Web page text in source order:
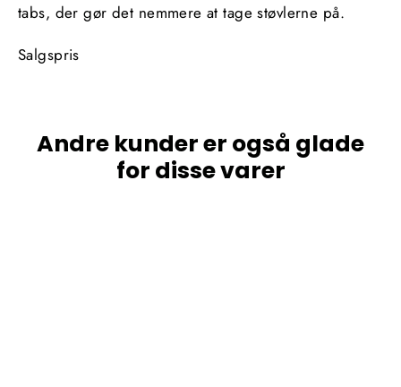
tabs, der gør det nemmere at tage støvlerne på.
Salgspris
Andre kunder er også glade
for disse varer